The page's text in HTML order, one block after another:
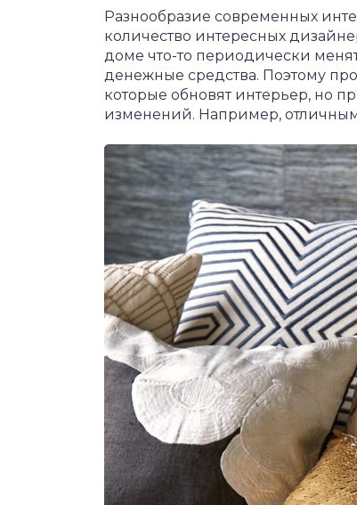
Разнообразие современных
количество интересных
доме что-то периодически
денежные средства. Поэтому
которые обновят интерьер, но
изменений. Например,